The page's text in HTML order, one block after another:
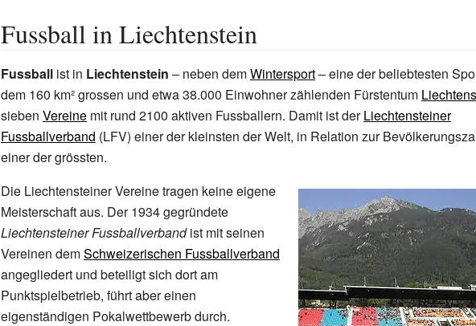
Fussball in Liechtenstein
Fussball ist in Liechtenstein – neben demWintersport– eine der beliebtesten
dem 160 km² grossen und etwa 38.000 Einwohner zählenden Fürstentum
sieben Vereine mit rund 2100 aktiven Fussballern. Damit ist derLiechtensteiner
Fussballverband (LFV) einer der kleinsten der Welt, in Relation zur
einer der grössten.
Die Liechtensteiner Vereine tragen keine eigene
Meisterschaft aus. Der 1934 gegründete
Liechtensteiner Fussballverbandist mit seinen
Vereinen demSchweizerischen Fussballverband
angegliedert und beteiligt sich dort am
Punktspielbetrieb, führt aber einen
eigenständigen Pokalwettbewerb durch.